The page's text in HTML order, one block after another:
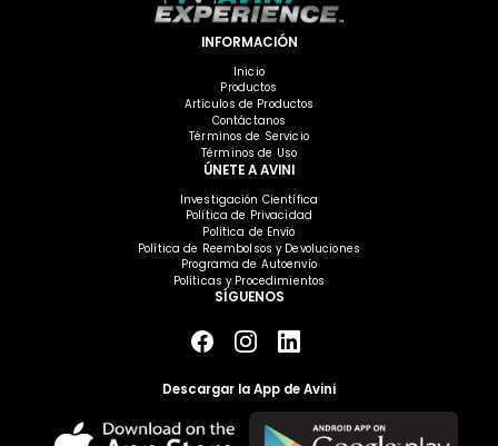
INFORMACIÓN
Inicio
Productos
Artículos de Productos
Contáctanos
Términos de Servicio
Términos de Uso
ÚNETE A AVINI
Investigación Científica
Política de Privacidad
Política de Envío
Política de Reembolsos y Devoluciones
Programa de Autoenvío
Políticas y Procedimientos
SÍGUENOS
Descargar la App de Avini